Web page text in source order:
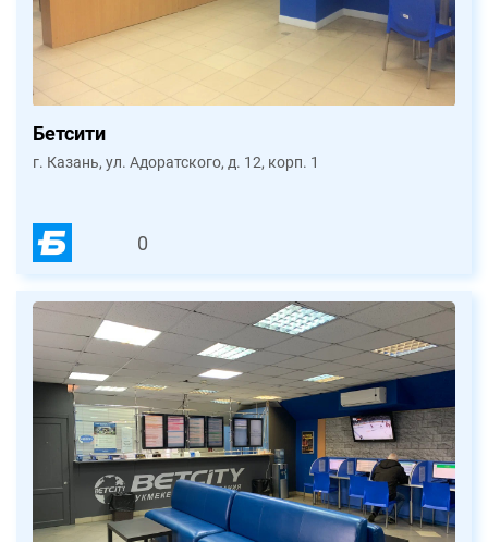
Бетсити
г. Казань, ул. Адоратского, д. 12, корп. 1
0